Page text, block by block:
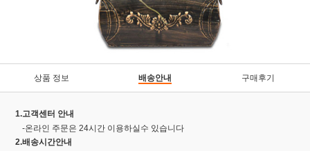
상품 정보 배송안내 구매후기
1.고객센터 안내
-온라인 주문은 24시간 이용하실수 있습니다
2.배송시간안내